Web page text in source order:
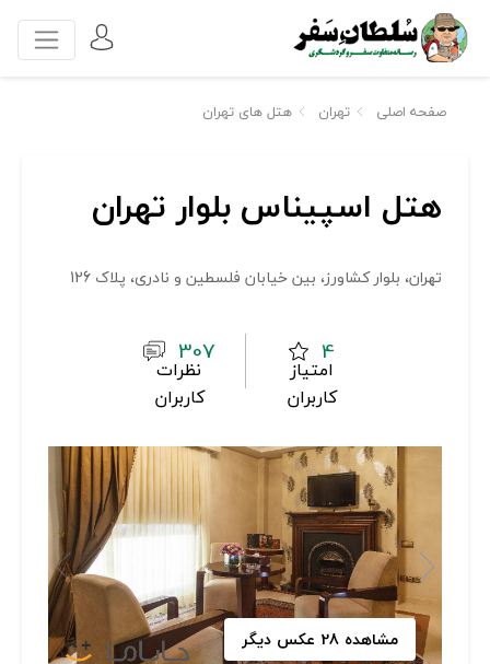
صفحه اصلی تهران هتل های تهران
هتل اسپیناس بلوار تهران
تهران، بلوار كشاورز، بین خیابان فلسطین و نادری، پلاک 126
4
امتیاز
کاربران
307
نظرات
کاربران
مشاهده 28 عکس دیگر